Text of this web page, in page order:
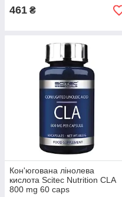
461 ₴
Кон'югована лінолева
кислота Scitec Nutrition CLA
800 mg 60 caps